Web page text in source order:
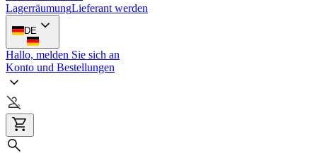
LagerräumungLieferant werden
DE
Hallo, melden Sie sich an
Konto und Bestellungen